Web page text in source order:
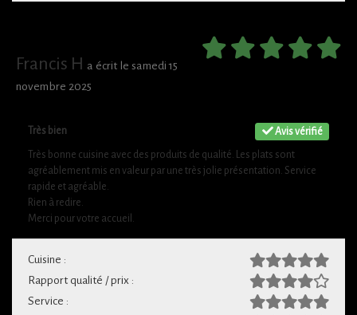
Francis H a écrit le samedi 15
novembre 2025
Avis vérifié
Très bien
Très bonne cuisine avec des produits de qualité. Les plats sont
agréablement mis en valeur par une très jolie présentation. Service
rapide et agréable.
Rien à redire.
Merci pour votre accueil.
Cuisine :
Rapport qualité / prix :
Service :